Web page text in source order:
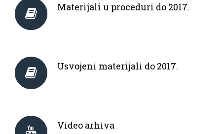
Materijali u proceduri do 2017.
Usvojeni materijali do 2017.
Video arhiva